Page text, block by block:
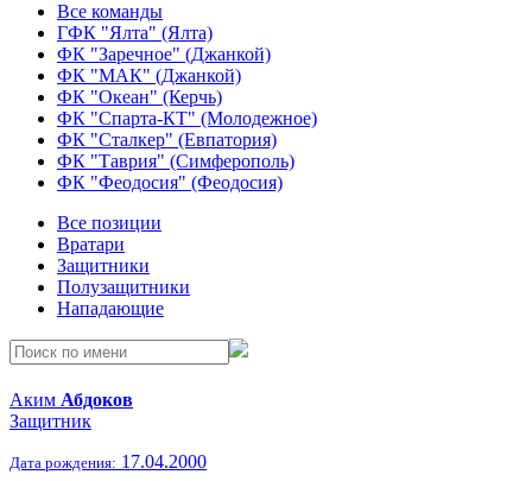
Все команды
ГФК "Ялта" (Ялта)
ФК "Заречное" (Джанкой)
ФК "МАК" (Джанкой)
ФК "Океан" (Керчь)
ФК "Спарта-КТ" (Молодежное)
ФК "Сталкер" (Евпатория)
ФК "Таврия" (Симферополь)
ФК "Феодосия" (Феодосия)
Все позиции
Вратари
Защитники
Полузащитники
Нападающие
Аким Абдоков
Защитник
Дата рождения: 17.04.2000